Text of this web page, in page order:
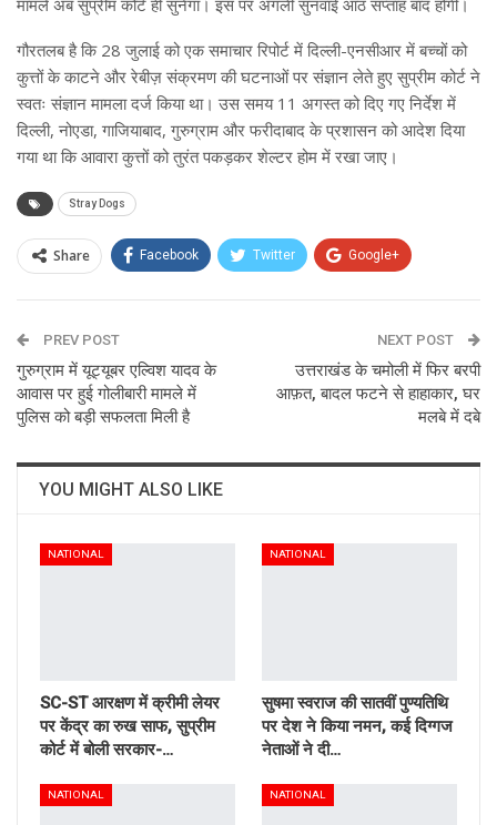
मामले अब सुप्रीम कोर्ट ही सुनेगा। इस पर अगली सुनवाई आठ सप्ताह बाद होगी।
गौरतलब है कि 28 जुलाई को एक समाचार रिपोर्ट में दिल्ली-एनसीआर में बच्चों को
कुत्तों के काटने और रेबीज़ संक्रमण की घटनाओं पर संज्ञान लेते हुए सुप्रीम कोर्ट ने
स्वतः संज्ञान मामला दर्ज किया था। उस समय 11 अगस्त को दिए गए निर्देश में
दिल्ली, नोएडा, गाजियाबाद, गुरुग्राम और फरीदाबाद के प्रशासन को आदेश दिया
गया था कि आवारा कुत्तों को तुरंत पकड़कर शेल्टर होम में रखा जाए।
Stray Dogs
Share Facebook Twitter Google+
Email
PREV POST
गुरुग्राम में यूट्यूबर एल्विश यादव के
आवास पर हुई गोलीबारी मामले में
पुलिस को बड़ी सफलता मिली है
NEXT POST
उत्तराखंड के चमोली में फिर बरपी
आफ़त, बादल फटने से हाहाकार, घर
मलबे में दबे
YOU MIGHT ALSO LIKE
NATIONAL
SC-ST आरक्षण में क्रीमी लेयर
पर केंद्र का रुख साफ, सुप्रीम
कोर्ट में बोली सरकार-…
NATIONAL
सुषमा स्वराज की सातवीं पुण्यतिथि
पर देश ने किया नमन, कई दिग्गज
नेताओं ने दी…
NATIONAL NATIONAL